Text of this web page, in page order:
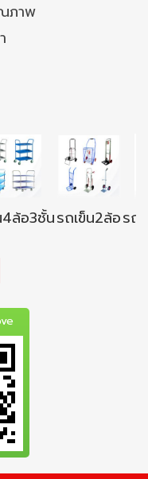
ภาพ
4ล้อ3ชั้นรถเข็น2ล้อรถ